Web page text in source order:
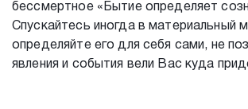
бессмертное «Бытие определяет
Спускайтесь иногда в материальный
определяйте его для себя сами, не
явления и события вели Вас куда